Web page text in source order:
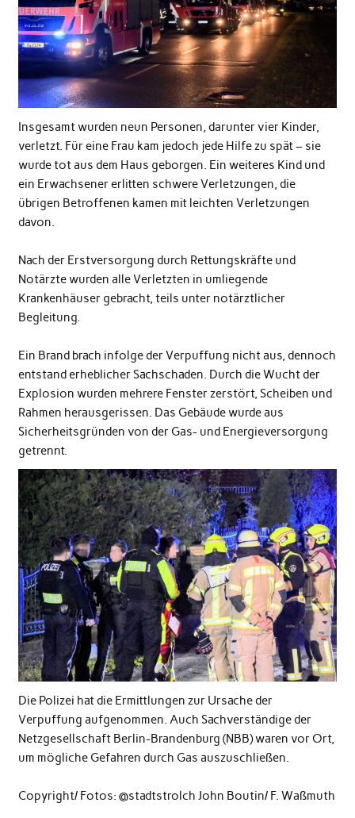
Insgesamt wurden neun Personen, darunter vier Kinder,
verletzt. Für eine Frau kam jedoch jede Hilfe zu spät – sie
wurde tot aus dem Haus geborgen. Ein weiteres Kind und
ein Erwachsener erlitten schwere Verletzungen, die
übrigen Betroffenen kamen mit leichten Verletzungen
davon.
Nach der Erstversorgung durch Rettungskräfte und
Notärzte wurden alle Verletzten in umliegende
Krankenhäuser gebracht, teils unter notärztlicher
Begleitung.
Ein Brand brach infolge der Verpuffung nicht aus, dennoch
entstand erheblicher Sachschaden. Durch die Wucht der
Explosion wurden mehrere Fenster zerstört, Scheiben und
Rahmen herausgerissen. Das Gebäude wurde aus
Sicherheitsgründen von der Gas- und Energieversorgung
getrennt.
Die Polizei hat die Ermittlungen zur Ursache der
Verpuffung aufgenommen. Auch Sachverständige der
Netzgesellschaft Berlin-Brandenburg (NBB) waren vor Ort,
um mögliche Gefahren durch Gas auszuschließen.
Copyright/ Fotos: @stadtstrolch John Boutin/ F. Waßmuth